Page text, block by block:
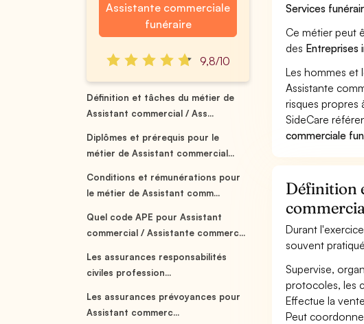
Assistante commerciale
funéraire
9,8/10
Définition et tâches du métier de
Assistant commercial / Ass...
Diplômes et prérequis pour le
métier de Assistant commercial...
Conditions et rémunérations pour
le métier de Assistant comm...
Quel code APE pour Assistant
commercial / Assistante commerc...
Les assurances responsabilités
civiles profession...
Les assurances prévoyances pour
Assistant commerc...
Services
Ce métier peut
des Entreprises
Les hommes et
Assistante
risques propres
SideCare
commerciale
Définition
Durant
souvent
Supervise,
protocoles, les
Effectue la
Peut